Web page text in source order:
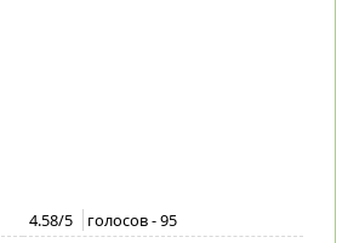
4.58/5 голосов -95